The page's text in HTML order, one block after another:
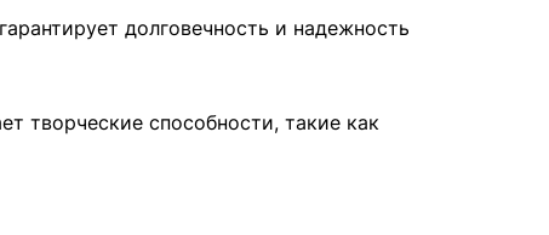
долговечность и надежность
творческие способности, такие как